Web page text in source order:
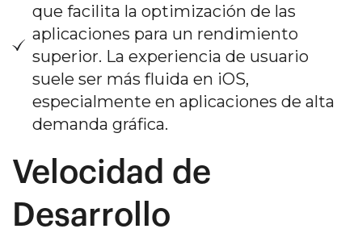
que facilita la optimización de las
aplicaciones para un rendimiento
superior. La experiencia de usuario
suele ser más fluida en iOS,
especialmente en aplicaciones de alta
demanda gráfica.
Velocidad de
Desarrollo